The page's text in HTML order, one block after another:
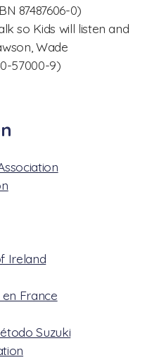
87487606-0)
so Kids will listen and
Wade
57000-9)
Ireland
France
Suzuki
kulturstasjon i